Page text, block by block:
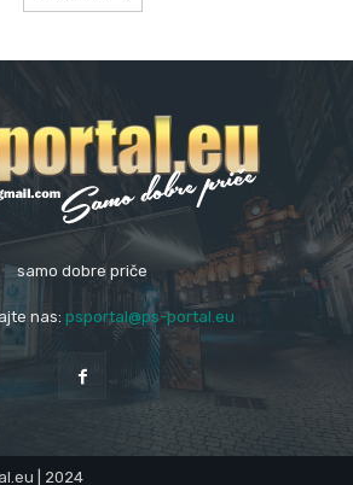
samo dobre priče
nas: psportal@ps-portal.eu
| 2024